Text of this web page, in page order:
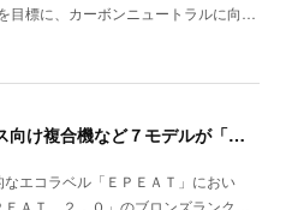
目標に、カーボンニュートラルに向…
【環 境】キヤノンのオフィス向け複合機など７モデルが「ＥＰＥＡＴ ２．０」に登録
エコラベル「ＥＰＥＡＴ」におい
ＥＡＴ ２．０」のブロンズランク…